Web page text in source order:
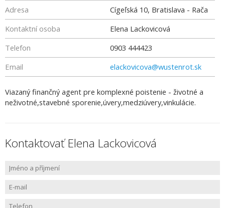
Adresa
Cígeľská 10, Bratislava - Rača
Kontaktní osoba
Elena Lackovicová
Telefon
0903 444423
Email
elackovicova@wustenrot.sk
Viazaný finančný agent pre komplexné poistenie - životné a
neživotné,stavebné sporenie,úvery,medziúvery,vinkulácie.
Kontaktovať Elena Lackovicová